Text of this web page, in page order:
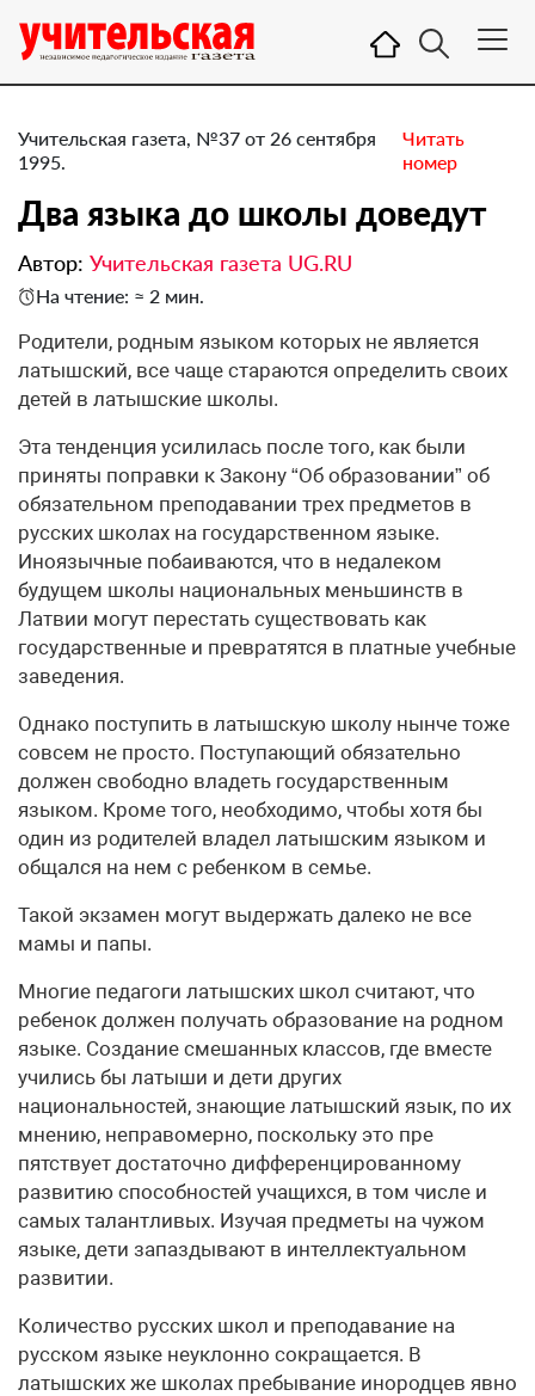
Учительская газета, №37 от 26 сентября
1995.
Читать
номер
Два языка до школы доведут
Автор: Учительская газета UG.RU
На чтение: ≈ 2 мин.
Родители, родным языком которых не является
латышский, все чаще стараются определить своих
детей в латышские школы.
Эта тенденция усилилась после того, как были
приняты поправки к Закону “Об образовании” об
обязательном преподавании трех предметов в
русских школах на государственном языке.
Иноязычные побаиваются, что в недалеком
будущем школы национальных меньшинств в
Латвии могут перестать существовать как
государственные и превратятся в платные учебные
заведения.
Однако поступить в латышскую школу нынче тоже
совсем не просто. Поступающий обязательно
должен свободно владеть государственным
языком. Кроме того, необходимо, чтобы хотя бы
один из родителей владел латышским языком и
общался на нем с ребенком в семье.
Такой экзамен могут выдержать далеко не все
мамы и папы.
Многие педагоги латышских школ считают, что
ребенок должен получать образование на родном
языке. Создание смешанных классов, где вместе
учились бы латыши и дети других
национальностей, знающие латышский язык, по их
мнению, неправомерно, поскольку это пре
пятствует достаточно дифференцированному
развитию способностей учащихся, в том числе и
самых талантливых. Изучая предметы на чужом
языке, дети запаздывают в интеллектуальном
развитии.
Количество русских школ и преподавание на
русском языке неуклонно сокращается. В
латышских же школах пребывание инородцев явно